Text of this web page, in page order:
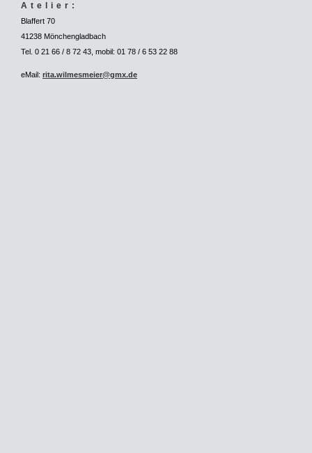
Atelier:
Blaffert 70
41238 Mönchengladbach
Tel. 0 21 66 / 8 72 43, mobil: 01 78 / 6 53 22 88
eMail: rita.wilmesmeier@gmx.de